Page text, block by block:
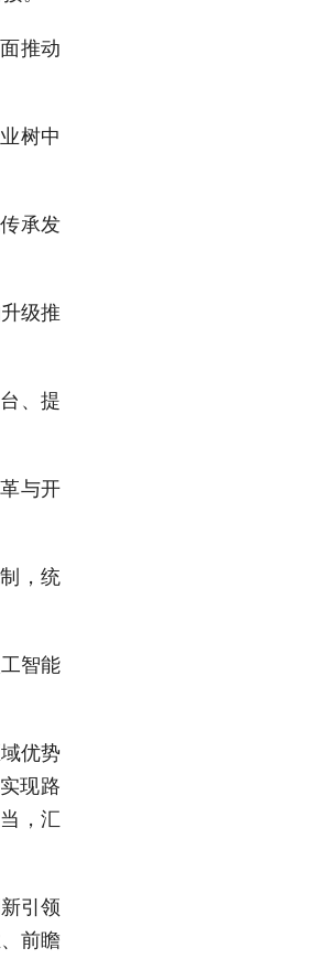
推动
树中
承发
级推
、提
与开
，统
智能
优势
现路
，汇
引领
前瞻